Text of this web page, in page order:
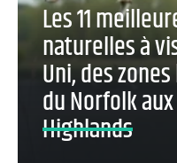
Les 11
naturelles à
Uni, des
du Norfolk
Highlands